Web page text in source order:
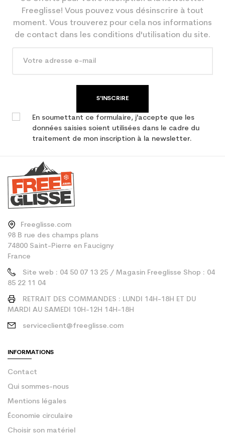
Freeglisse! Vous pouvez vous désinscrire à tout
moment. Vous trouverez pour cela nos informations
de contact dans les conditions d'utilisation du site.
S'INSCRIRE
En soumettant ce formulaire, j'accepte que les
données saisies soient utilisées dans le cadre du
traitement de mon inscription à la newsletter.
Freeglisse.com
98 B rue des champs plans
74800 Saint-Pierre en Faucigny
France
Site web : 04 50 07 13 25 / Magasin Freeglisse Shop : 04
85 22 11 04
RETRAIT DES COMMANDES : LUNDI 14H-18H ET DU
MARDI AU SAMEDI 10H-12H 14H-18H
serviceclient@freeglisse.com
INFORMATIONS
Contact
Qui sommes-nous
Mentions légales
Économie circulaire
Choisir son matériel